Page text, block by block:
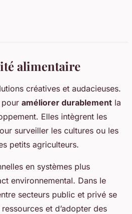
alimentaire
créatives et audacieuses.
pour améliorer durablement la
Elles intègrent les
surveiller les cultures ou les
petits agriculteurs.
en systèmes plus
environnemental. Dans le
secteurs public et privé se
et d’adopter des